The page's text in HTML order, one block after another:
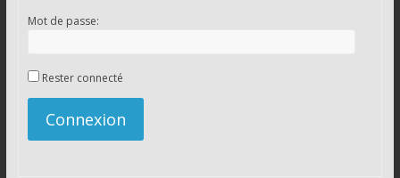
Mot de passe:
Rester connecté
Connexion